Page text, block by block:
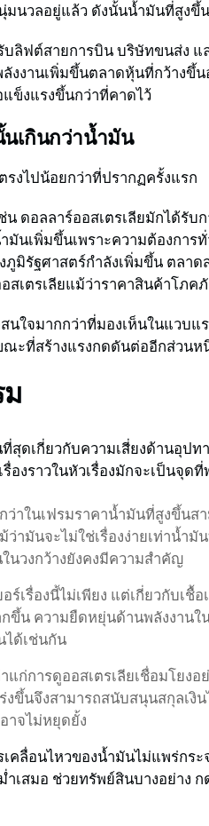
มนวลอยู่แล้ว ดังนั้นน้ำมันที่สูง
ลิฟต์สายการบิน บริษัทขนส่ง แ
งงานเพิ่มขึ้นตลาดหุ้นที่กว้าง
ข็งแรงขึ้นกว่าที่คาดไว้
เกินกว่าน้ำมัน
งไปน้อยกว่าที่ปรากฏครั้งแรก
ดอลลาร์ออสเตรเลียมักได้รับ
นเพิ่มขึ้นเพราะความต้องการ
ภูมิรัฐศาสตร์กำลังเพิ่มขึ้น ตลา
สเตรเลียแม้ว่าราคาสินค้าโภ
ใจมากกว่าที่มองเห็นในแวบแ
ะที่สร้างแรงกดดันต่ออีกส่วนห
ดเกี่ยวกับความเสี่ยงด้านอุปท
องราวในหัวเรื่องมักจะเป็นจุด
ว่าในเฟรมราคาน้ำมันที่สูงขึ้น
ว่ามันจะไม่ใช่เรื่องง่ายเท่าน้ำ
นวงกว้างยังคงมีความสำคัญ
อร์เรื่องนี้ไม่เพียง แต่เกี่ยวกับเ
ขึ้น ความยืดหยุ่นด้านพลังงานใ
ได้เช่นกัน
แก่การดูออสเตรเลียเชื่อมโย
ขึ้นจึงสามารถสนับสนุนสกุลเงิ
าจไม่หยุดยั้ง
คลื่อนไหวของน้ำมันไม่แพร่กร
เสมอ ช่วยทรัพย์สินบางอย่าง